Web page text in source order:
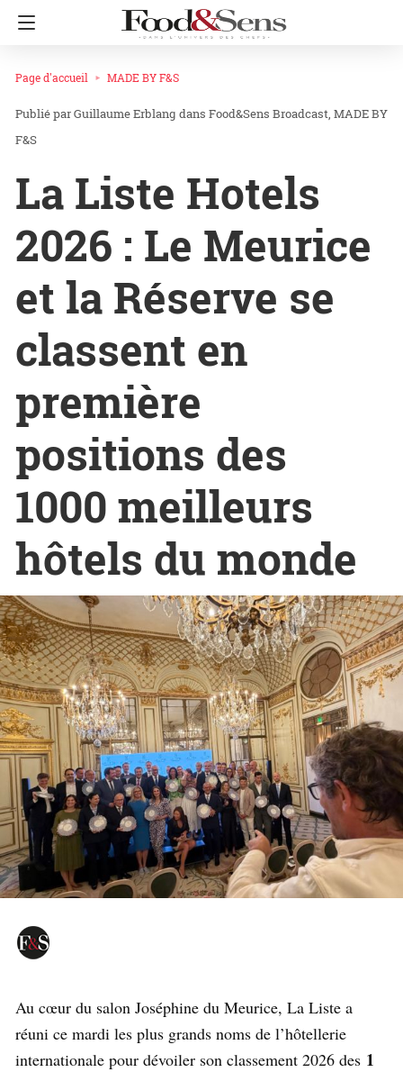
Page d'accueil MADE BY F&S
Guillaume Erblang dans Food&Sens Broadcast MADE BY
F&S
La Liste Hotels
2026 : Le Meurice
et la Réserve se
classent en
première
positions des
1000 meilleurs
hôtels du monde
Au cœur du salon Joséphine du Meurice, La Liste a
réuni ce mardi les plus grands noms de l’hôtellerie
internationale pour dévoiler son classement 2026 des 1